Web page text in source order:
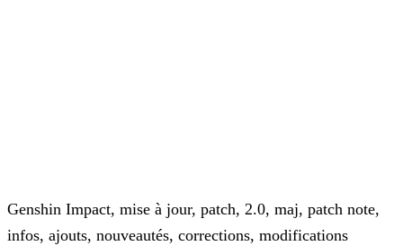
Genshin Impact, mise à jour, patch, 2.0, maj, patch note,
infos, ajouts, nouveautés, corrections, modifications